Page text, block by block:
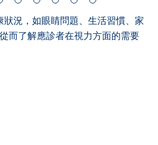
狀況，如眼睛問題、生活習慣、家
而了解應診者在視力方面的需要